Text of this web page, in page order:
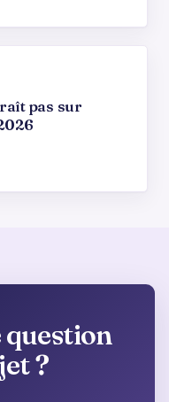
pas sur
question
?